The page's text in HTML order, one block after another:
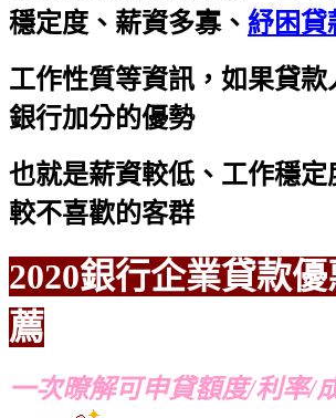
穩定度、薪資多寡、 紓困貸
工作性質等資訊，如果貸
銀行加分的優勢
也就是薪資較低、工作穩定
較不喜歡的客群
2020銀行企業貸款
薦
一次暸解可申貸額度/利率/